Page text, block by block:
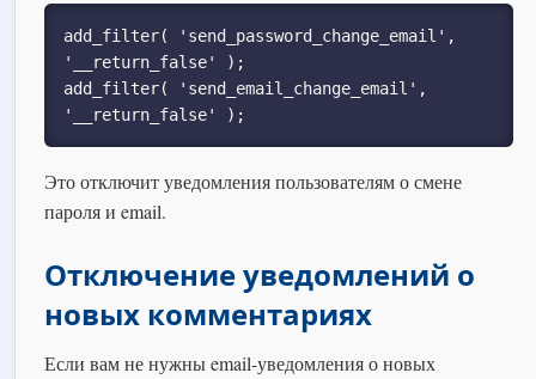
add_filter( 'send_password_change_email',
'__return_false' );
add_filter( 'send_email_change_email',
'__return_false' );
Это отключит уведомления пользователям о смене
пароля и email.
Отключение уведомлений о
новых комментариях
Если вам не нужны email-уведомления о новых